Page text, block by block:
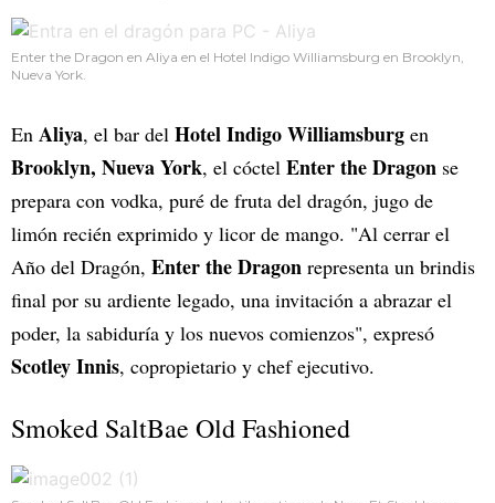
Enter the Dragon en Aliya en el Hotel Indigo Williamsburg en Brooklyn,
Nueva York.
En Aliya, el bar del Hotel Indigo Williamsburg en
Brooklyn, Nueva York, el cóctel Enter the Dragon se
prepara con vodka, puré de fruta del dragón, jugo de
limón recién exprimido y licor de mango. "Al cerrar el
Año del Dragón, Enter the Dragon representa un brindis
final por su ardiente legado, una invitación a abrazar el
poder, la sabiduría y los nuevos comienzos", expresó
Scotley Innis, copropietario y chef ejecutivo.
Smoked SaltBae Old Fashioned